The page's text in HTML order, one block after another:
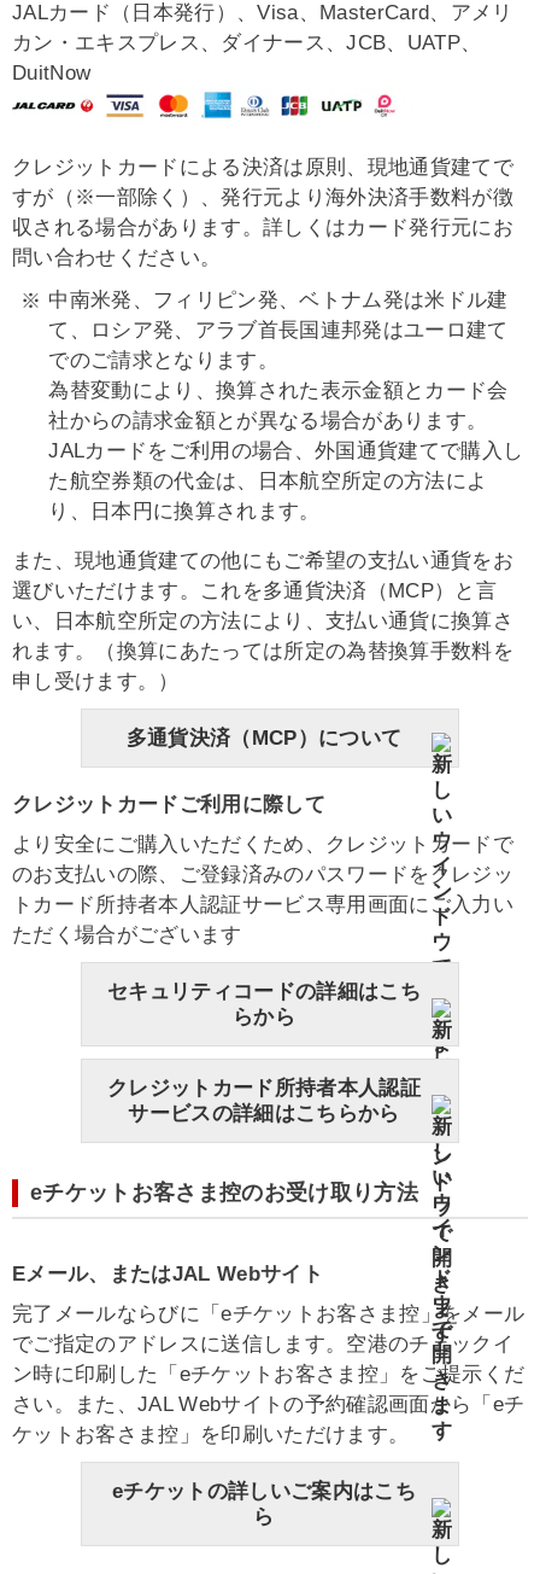
JALカード（日本発行）、Visa、MasterCard、アメリ
カン・エキスプレス、ダイナース、JCB、UATP、
DuitNow
クレジットカードによる決済は原則、現地通貨建てで
すが（※一部除く）、発行元より海外決済手数料が徴
収される場合があります。詳しくはカード発行元にお
問い合わせください。
中南米発、フィリピン発、ベトナム発は米ドル建
て、ロシア発、アラブ首長国連邦発はユーロ建て
でのご請求となります。
為替変動により、換算された表示金額とカード会
社からの請求金額とが異なる場合があります。
JALカードをご利用の場合、外国通貨建てで購入し
た航空券類の代金は、日本航空所定の方法によ
り、日本円に換算されます。
また、現地通貨建ての他にもご希望の支払い通貨をお
選びいただけます。これを多通貨決済（MCP）と言
い、日本航空所定の方法により、支払い通貨に換算さ
れます。（換算にあたっては所定の為替換算手数料を
申し受けます。）
多通貨決済（MCP）について
クレジットカードご利用に際して
より安全にご購入いただくため、クレジットカードで
のお支払いの際、ご登録済みのパスワードをクレジッ
トカード所持者本人認証サービス専用画面にご入力い
ただく場合がございます
セキュリティコードの詳細はこち
らから
クレジットカード所持者本人認証
サービスの詳細はこちらから
eチケットお客さま控のお受け取り方法
Eメール、またはJAL Webサイト
完了メールならびに「eチケットお客さま控」をメール
でご指定のアドレスに送信します。空港のチェックイ
ン時に印刷した「eチケットお客さま控」をご提示くだ
さい。また、JAL Webサイトの予約確認画面から「eチ
ケットお客さま控」を印刷いただけます。
eチケットの詳しいご案内はこち
ら